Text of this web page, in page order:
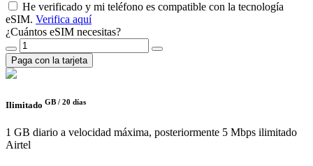
He verificado y mi teléfono es compatible con la tecnología
eSIM. Verifica aquí
¿Cuántos eSIM necesitas?
Paga con la tarjeta
Ilimitado GB / 20 días
1 GB diario a velocidad máxima, posteriormente 5 Mbps ilimitado
Airtel